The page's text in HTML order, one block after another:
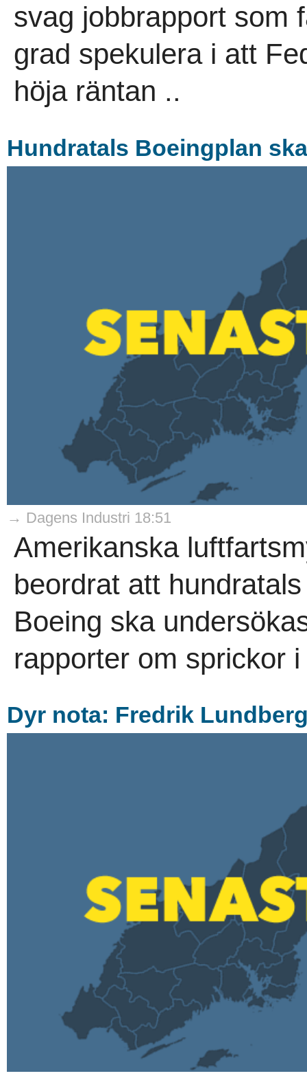
svag jobbrapport som
grad spekulera i att
höja räntan ..
Hundratals Boeingplan
→ Dagens Industri 18:51
Amerikanska
beordrat att
Boeing ska
rapporter om sprickor
Dyr nota: Fredrik